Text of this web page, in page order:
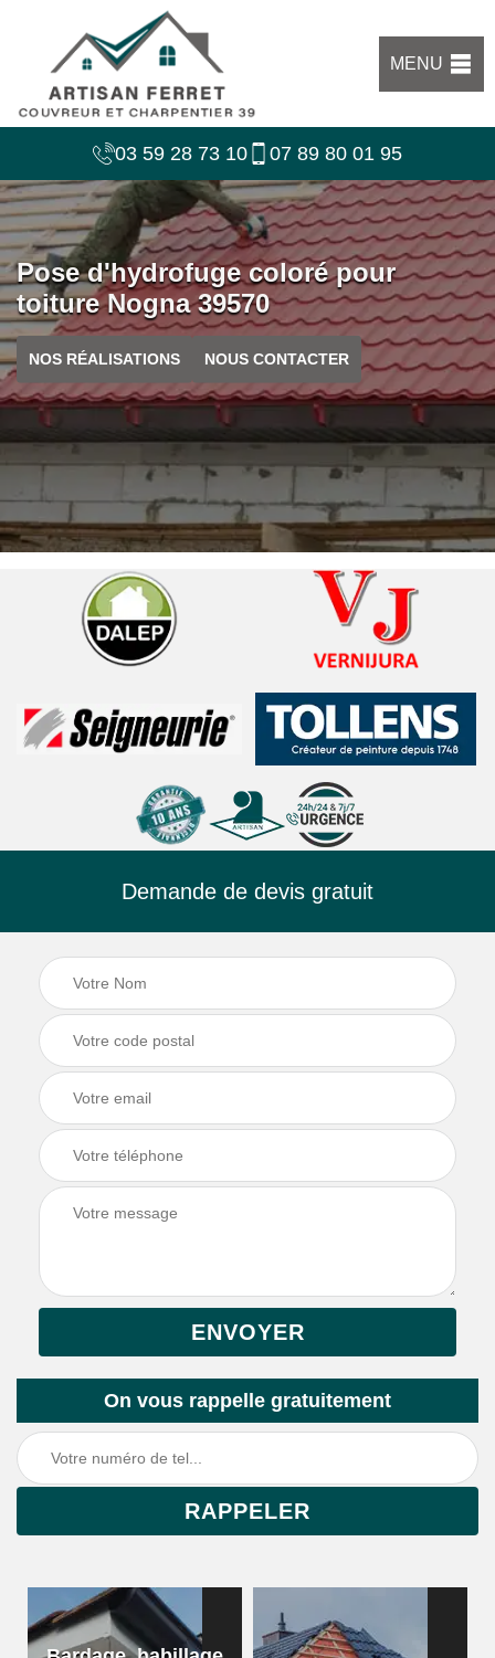
MENU
03 59 28 73 10 07 89 80 01 95
Pose d'hydrofuge coloré pour
toiture Nogna 39570
NOS RÉALISATIONS NOUS CONTACTER
Demande de devis gratuit
On vous rappelle gratuitement